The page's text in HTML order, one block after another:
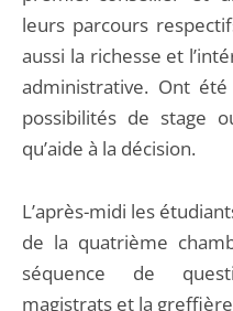
leurs parcours
aussi la richesse et
administrative. Ont
possibilités de stage
qu’aide à la décision.
L’après-midi les
de la quatrième
séquence de
magistrats et la